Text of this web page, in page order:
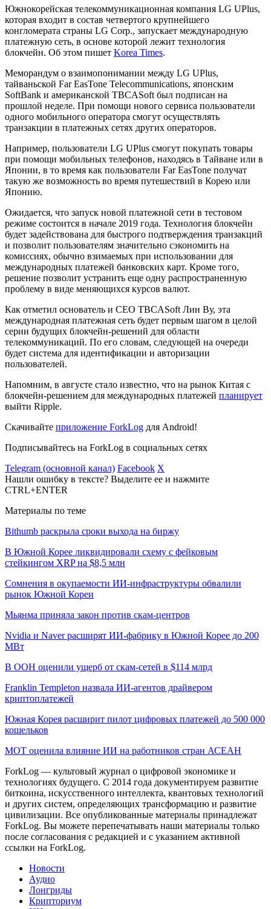
Южнокорейская телекоммуникационная компания LG UPlus,
которая входит в состав четвертого крупнейшего
конгломерата страны LG Corp., запускает международную
платежную сеть, в основе которой лежит технология
блокчейн. Об этом пишет Korea Times.
Меморандум о взаимопонимании между LG UPlus,
тайваньской Far EasTone Telecommunications, японским
SoftBank и американской TBCASoft был подписан на
прошлой неделе. При помощи нового сервиса пользователи
одного мобильного оператора смогут осуществлять
транзакции в платежных сетях других операторов.
Например, пользователи LG UPlus смогут покупать товары
при помощи мобильных телефонов, находясь в Тайване или в
Японии, в то время как пользователи Far EasTone получат
такую же возможность во время путешествий в Корею или
Японию.
Ожидается, что запуск новой платежной сети в тестовом
режиме состоится в начале 2019 года. Технология блокчейн
будет задействована для быстрого подтверждения транзакций
и позволит пользователям значительно сэкономить на
комиссиях, обычно взимаемых при использовании для
международных платежей банковских карт. Кроме того,
решение позволит устранить еще одну распространенную
проблему в виде меняющихся курсов валют.
Как отметил основатель и CEO TBCASoft Лин Ву, эта
международная платежная сеть будет первым шагом в целой
серии будущих блокчейн-решений для области
телекоммуникаций. По его словам, следующей на очереди
будет система для идентификации и авторизации
пользователей.
Напомним, в августе стало известно, что на рынок Китая с
блокчейн-решением для международных платежей планирует
выйти Ripple.
Скачивайте приложение ForkLog для Android!
Подписывайтесь на ForkLog в социальных сетях
Telegram (основной канал) Facebook X
Нашли ошибку в тексте? Выделите ее и нажмите
CTRL+ENTER
Материалы по теме
Bithumb раскрыла сроки выхода на биржу
В Южной Корее ликвидировали схему с фейковым
стейкингом XRP на $8,5 млн
Сомнения в окупаемости ИИ-инфраструктуры обвалили
рынок Южной Кореи
Мьянма приняла закон против скам-центров
Nvidia и Naver расширят ИИ-фабрику в Южной Корее до 200
МВт
В ООН оценили ущерб от скам-сетей в $114 млрд
Franklin Templeton назвала ИИ-агентов драйвером
криптоплатежей
Южная Корея расширит пилот цифровых платежей до 500 000
кошельков
МОТ оценила влияние ИИ на работников стран АСЕАН
ForkLog — культовый журнал о цифровой экономике и
технологиях будущего. С 2014 года документируем развитие
биткоина, искусственного интеллекта, квантовых технологий
и других систем, определяющих трансформацию и развитие
цивилизации. Все опубликованные материалы принадлежат
ForkLog. Вы можете перепечатывать наши материалы только
после согласования с редакцией и с указанием активной
ссылки на ForkLog.
Новости
Аудио
Лонгриды
Крипториум